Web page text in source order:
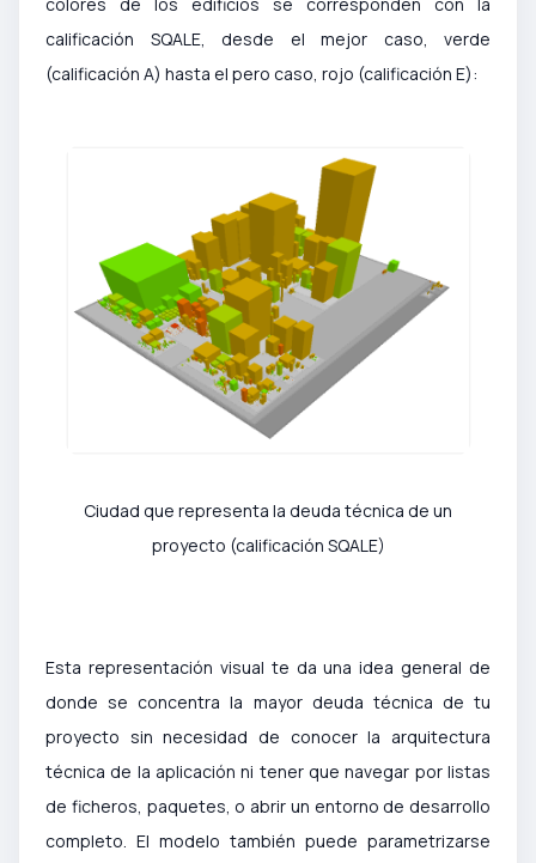
calificación SQALE, desde el mejor caso, verde
(calificación A) hasta el pero caso, rojo (calificación E):
Ciudad que representa la deuda técnica de un
proyecto (calificación SQALE)
Esta representación visual te da una idea general de
donde se concentra la mayor deuda técnica de tu
proyecto sin necesidad de conocer la arquitectura
técnica de la aplicación ni tener que navegar por listas
de ficheros, paquetes, o abrir un entorno de desarrollo
completo. El modelo también puede parametrizarse